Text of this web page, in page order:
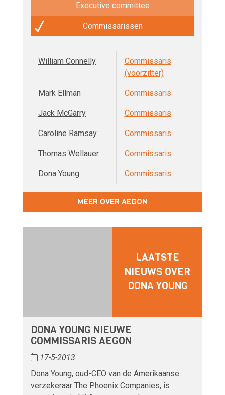
Executive committee
Commissarissen
William Connelly
Commissaris
(voorzitter)
Mark Ellman Commissaris
Jack McGarry Commissaris
Caroline Ramsay Commissaris
Thomas Wellauer Commissaris
Dona Young Commissaris
MEER OVER AEGON
LAATSTE
NIEUWS OVER
DONA YOUNG
DONA YOUNG NIEUWE
COMMISSARIS AEGON
17-5-2013
Dona Young, oud-CEO van de Amerikaanse
verzekeraar The Phoenix Companies, is